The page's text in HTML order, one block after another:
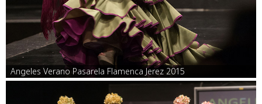
Angeles Verano Pasarela Flamenca Jerez 2015